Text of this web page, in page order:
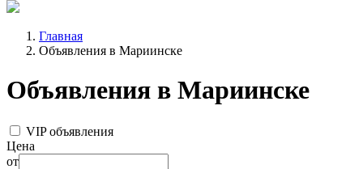
Главная
Объявления в Мариинске
Объявления в Мариинске
VIP объявления
Цена
от